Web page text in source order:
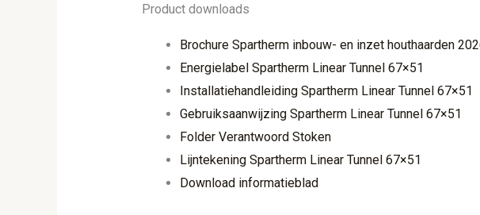
Product downloads
Brochure Spartherm inbouw- en inzet houthaarden
Energielabel Spartherm Linear Tunnel 67×51
Installatiehandleiding Spartherm Linear Tunnel 67×51
Gebruiksaanwijzing Spartherm Linear Tunnel 67×51
Folder Verantwoord Stoken
Lijntekening Spartherm Linear Tunnel 67×51
Download informatieblad